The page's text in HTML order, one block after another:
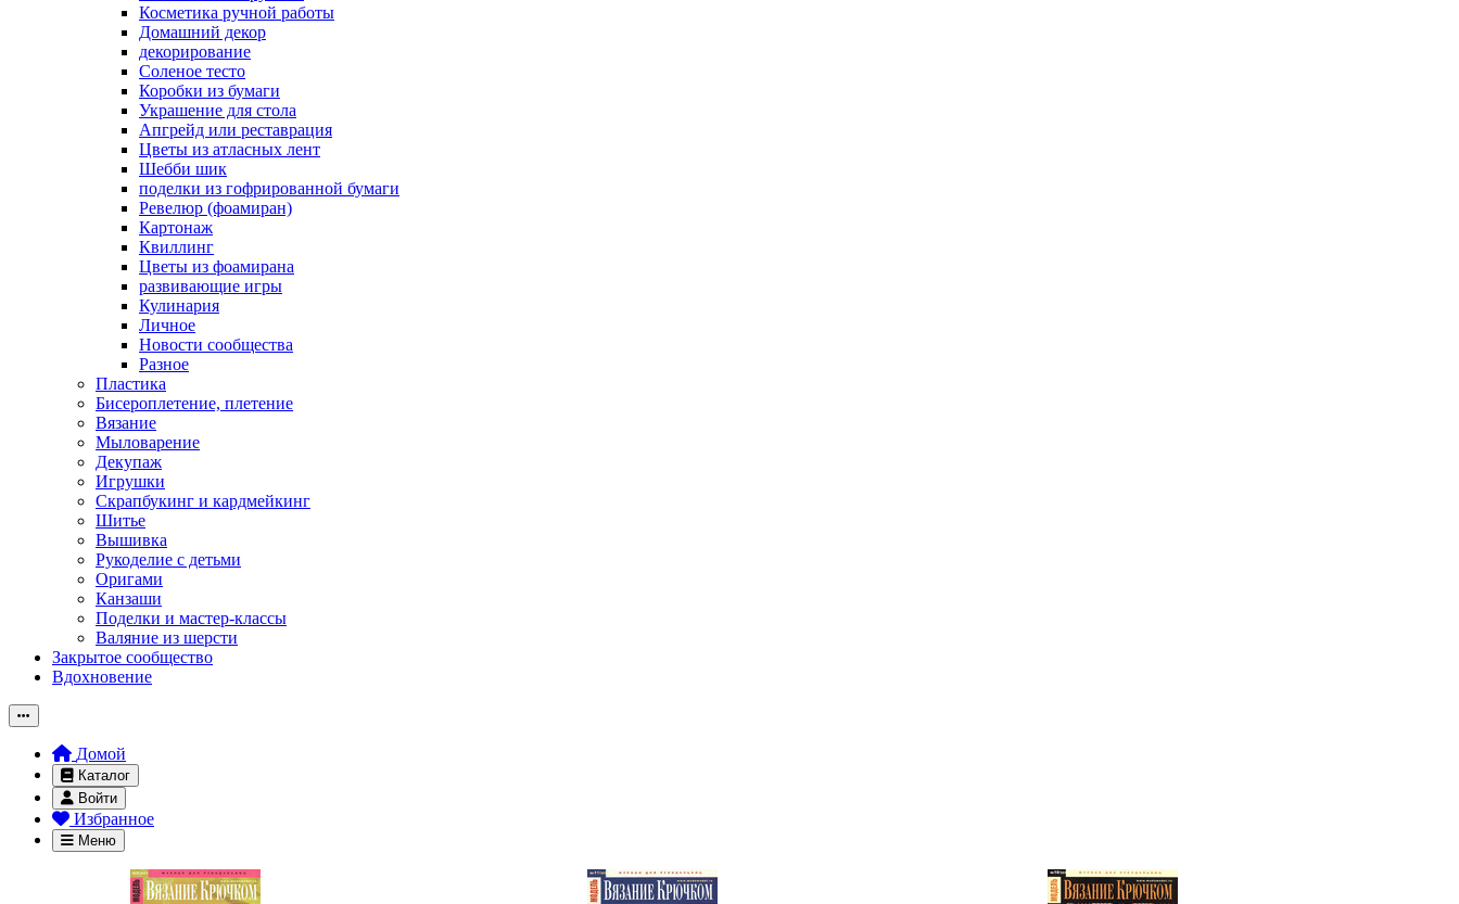
Косметика ручной работы
Домашний декор
декорирование
Соленое тесто
Коробки из бумаги
Украшение для стола
Апгрейд или реставрация
Цветы из атласных лент
Шебби шик
поделки из гофрированной бумаги
Ревелюр (фоамиран)
Картонаж
Квиллинг
Цветы из фоамирана
развивающие игры
Кулинария
Личное
Новости сообщества
Разное
Пластика
Бисероплетение, плетение
Вязание
Мыловарение
Декупаж
Игрушки
Скрапбукинг и кардмейкинг
Шитье
Вышивка
Рукоделие с детьми
Оригами
Канзаши
Поделки и мастер-классы
Валяние из шерсти
Закрытое сообщество
Вдохновение
Домой
Каталог
Войти
Избранное
Меню